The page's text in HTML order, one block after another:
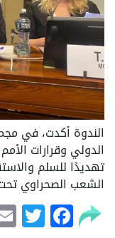
الندوة أكدت، في
الدولي وقرارات
تهديدًا للسلم
الشعب الصحراوي